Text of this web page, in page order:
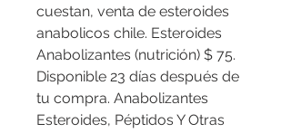
cuestan, venta de esteroides
anabolicos chile. Esteroides
Anabolizantes (nutrición) $ 75.
Disponible 23 días después de
tu compra. Anabolizantes
Esteroides, Péptidos Y Otras